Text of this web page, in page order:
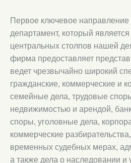
Первое ключевое
департамент, который
центральных столпов нашей
фирма предоставляет
ведет чрезвычайно широкий
гражданские, коммерческие и
семейные дела, трудовые
недвижимостью и арендой,
споры, уголовные дела,
коммерческие
временных судебных мерах,
а также дела о наследовании и